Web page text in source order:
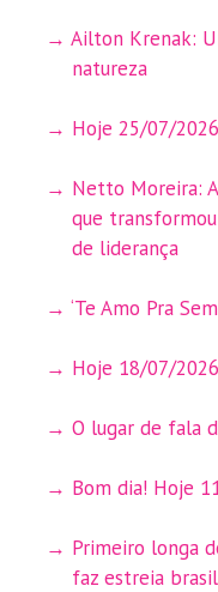
Ailton Krenak:
natureza
Hoje 25/07/2026
Netto Moreira:
que
de liderança
‘Te Amo Pra
Hoje 18/07/2026
O lugar de fala
Bom dia! Hoje
Primeiro longa
faz estreia